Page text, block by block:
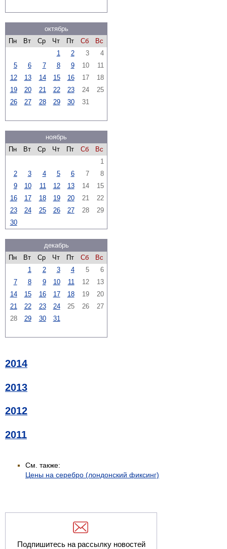
октябрь
Пн
Вт Ср Чт Пт Сб
Вс
1
2 3
4
5
6 7 8 9 10
11
12
13 14 15 16 17
18
19
20 21 22 23 24
25
26
27 28 29 30 31
ноябрь
Пн
Вт Ср Чт Пт Сб
Вс
1
2
3 4 5 6 7
8
9
10 11 12 13 14
15
16
17 18 19 20 21
22
23
24 25 26 27 28
29
30
декабрь
Пн
Вт Ср Чт Пт Сб
Вс
1
2 3 4 5
6
7
8 9 10 11 12
13
14
15 16 17 18 19
20
21
22 23 24 25 26
27
28
29 30 31
2014
2013
2012
2011
См. также:
Цены на серебро (лондонский фиксинг)
Подпишитесь на рассылку новостей